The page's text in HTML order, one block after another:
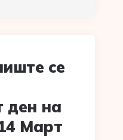
се
ден на
Март